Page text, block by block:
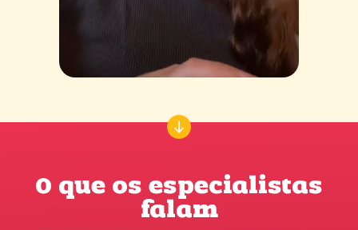
O que os especialistas
falam